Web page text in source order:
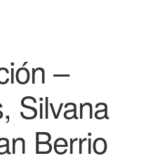
–
Silvana
Berrio